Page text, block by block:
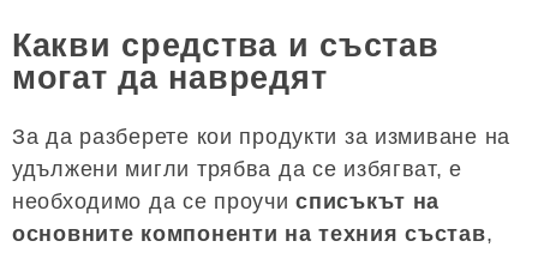
Какви средства и състав
могат да навредят
За да разберете кои продукти за измиване на
удължени мигли трябва да се избягват, е
необходимо да се проучисписъкът на
основните компоненти на техния състав,